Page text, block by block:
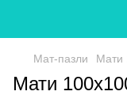
Мат-пазли Мати
Мати